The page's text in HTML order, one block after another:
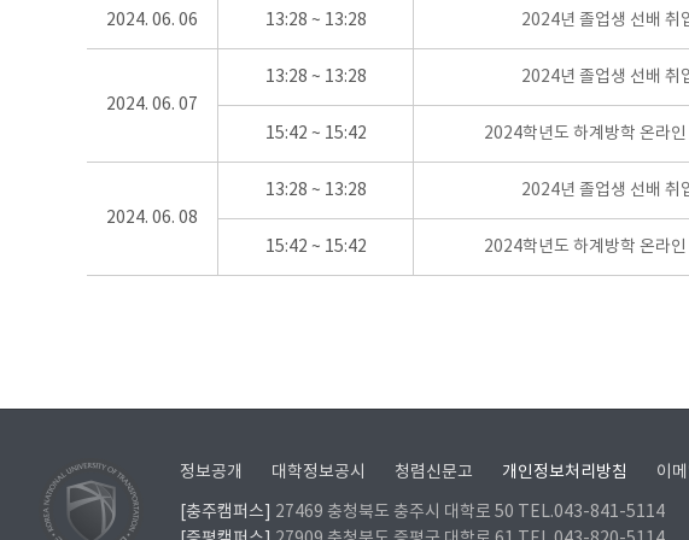
2024. 06. 06 13:28 ~ 13:28 2024년 졸업생 선배 취
2024. 06. 07
13:28 ~ 13:28 2024년 졸업생 선배 취
15:42 ~ 15:42 2024학년도 하계방학 온라
2024. 06. 08
13:28 ~ 13:28 2024년 졸업생 선배 취
15:42 ~ 15:42 2024학년도 하계방학 온라
정보공개 대학정보공시 청렴신문고 개인정보처리방침 이
[충주캠퍼스]
27469 충청북도 충주시 대학로 50 TEL.043-841-5114